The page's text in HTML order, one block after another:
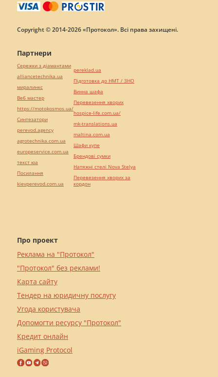
Copyright © 2014-2026 «Протокол». Всі права захищені.
Про проект
Реклама на "Протокол"
"Протокол" без реклами!
Карта сайту
Тендер на юридичну послугу
Угода користувача
Допомогти ресурсу "Протокол"
Кредит онлайн
iGaming Protocol
Партнери
Сережки з діамантами
alliancetechnika.ua
миралинкс
Веб мастер
https://motokosmos.ua/
Синтезатори
perevod.agency
agrotechnika.com.ua
europeservice.com.ua
текст юа
Посилання
kievperevod.com.ua
pereklad.ua
Підготовка до НМТ / ЗНО
Винна шафа
Перевезення хворих
hospice-life.com.ua/
mk-translations.ua
maltina.com.ua
Шафи купе
Брендові сумки
Натяжні стелі Nova Stelya
Перевезення хворих за
кордон